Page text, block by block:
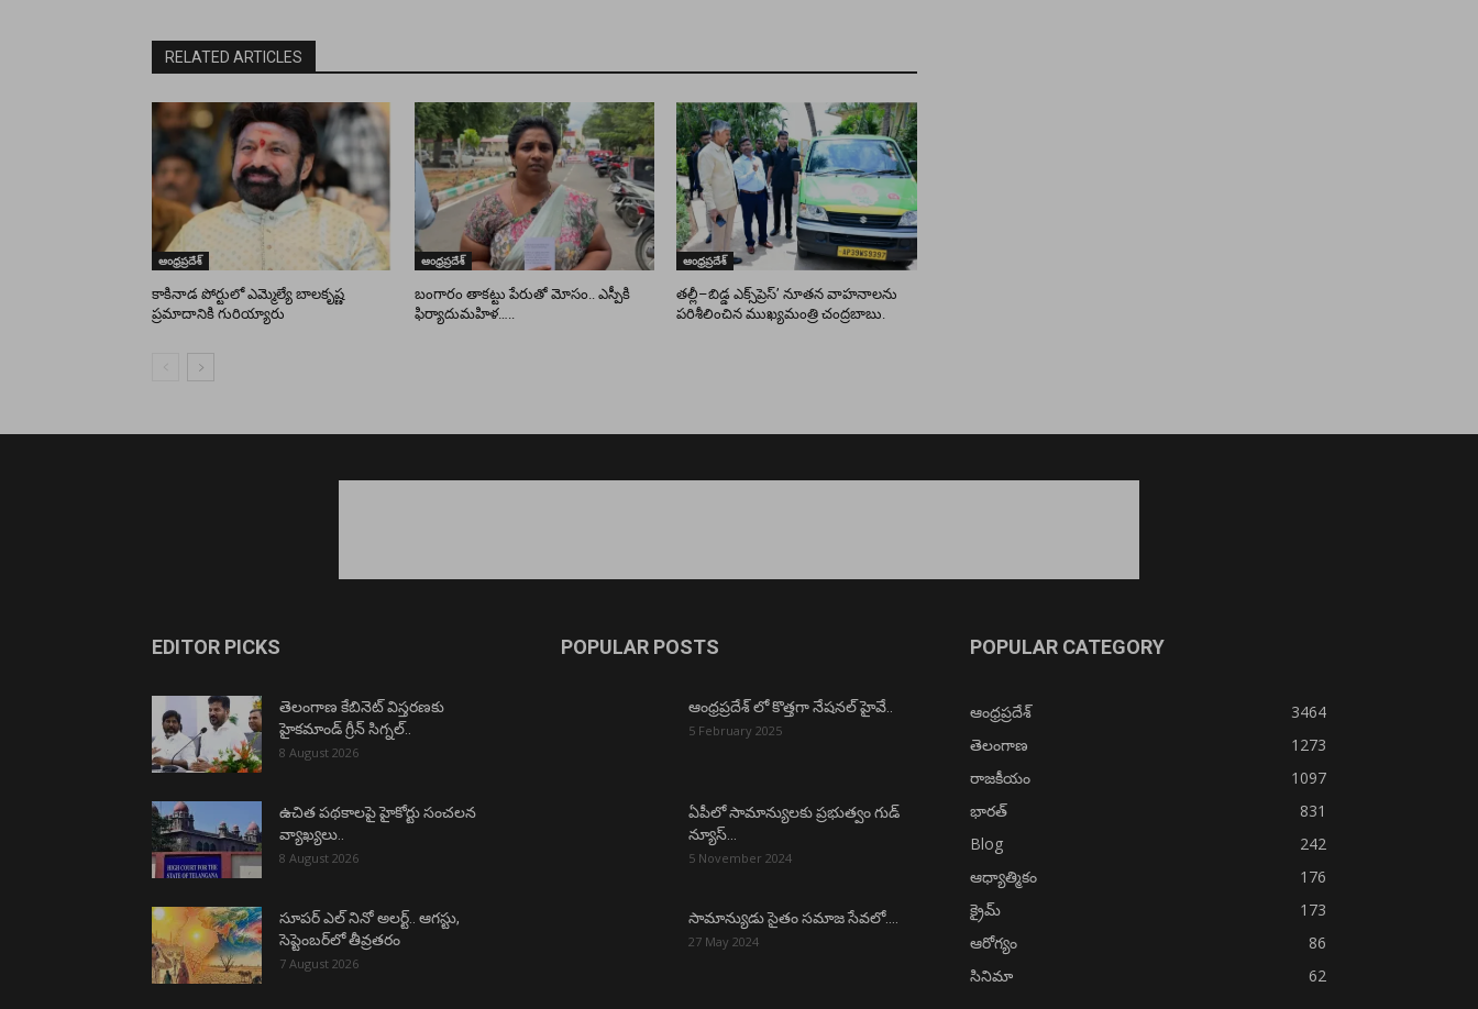
RELATED ARTICLES
ఆంధ్రప్రదేశ్
కాకినాడ పోర్టులో ఎమ్మెల్యే బాలకృష్ణ
ప్రమాదానికి గురియ్యారు
ఆంధ్రప్రదేశ్
బంగారం తాకట్టు పేరుతో మోసం.. ఎస్పీకి
ఫిర్యాదుమహిళ…..
ఆంధ్రప్రదేశ్
తల్లీ–బిడ్డ ఎక్స్‌ప్రెస్’ నూతన వాహనాలను
పరిశీలించిన ముఖ్యమంత్రి చంద్రబాబు.
EDITOR PICKS
తెలంగాణ కేబినెట్ విస్తరణకు
హైకమాండ్ గ్రీన్ సిగ్నల్..
8 August 2026
ఉచిత పథకాలపై హైకోర్టు సంచలన
వ్యాఖ్యలు..
8 August 2026
సూపర్ ఎల్ నినో అలర్ట్.. ఆగస్టు,
సెప్టెంబర్‌లో తీవ్రతరం
7 August 2026
POPULAR POSTS
ఆంధ్రప్రదేశ్ లో కొత్తగా నేషనల్ హైవే..
5 February 2025
ఏపీలో సామాన్యులకు ప్రభుత్వం గుడ్
న్యూస్…
5 November 2024
సామాన్యుడు సైతం సమాజ సేవలో….
27 May 2024
POPULAR CATEGORY
ఆంధ్రప్రదేశ్
3464
తెలంగాణ
1273
రాజకీయం
1097
భారత్
831
Blog
242
ఆధ్యాత్మికం
176
క్రైమ్
173
ఆరోగ్యం
86
సినిమా
62